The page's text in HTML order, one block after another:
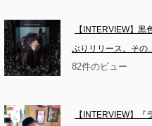
【INTERVIEW】
ぶりリリース。その
82件のビュー
【INTERVIEW】『